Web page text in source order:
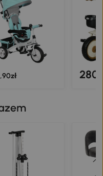
,90zł 280